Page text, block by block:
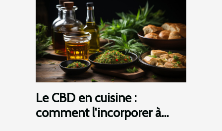
Le CBD en cuisine :
comment l'incorporer à